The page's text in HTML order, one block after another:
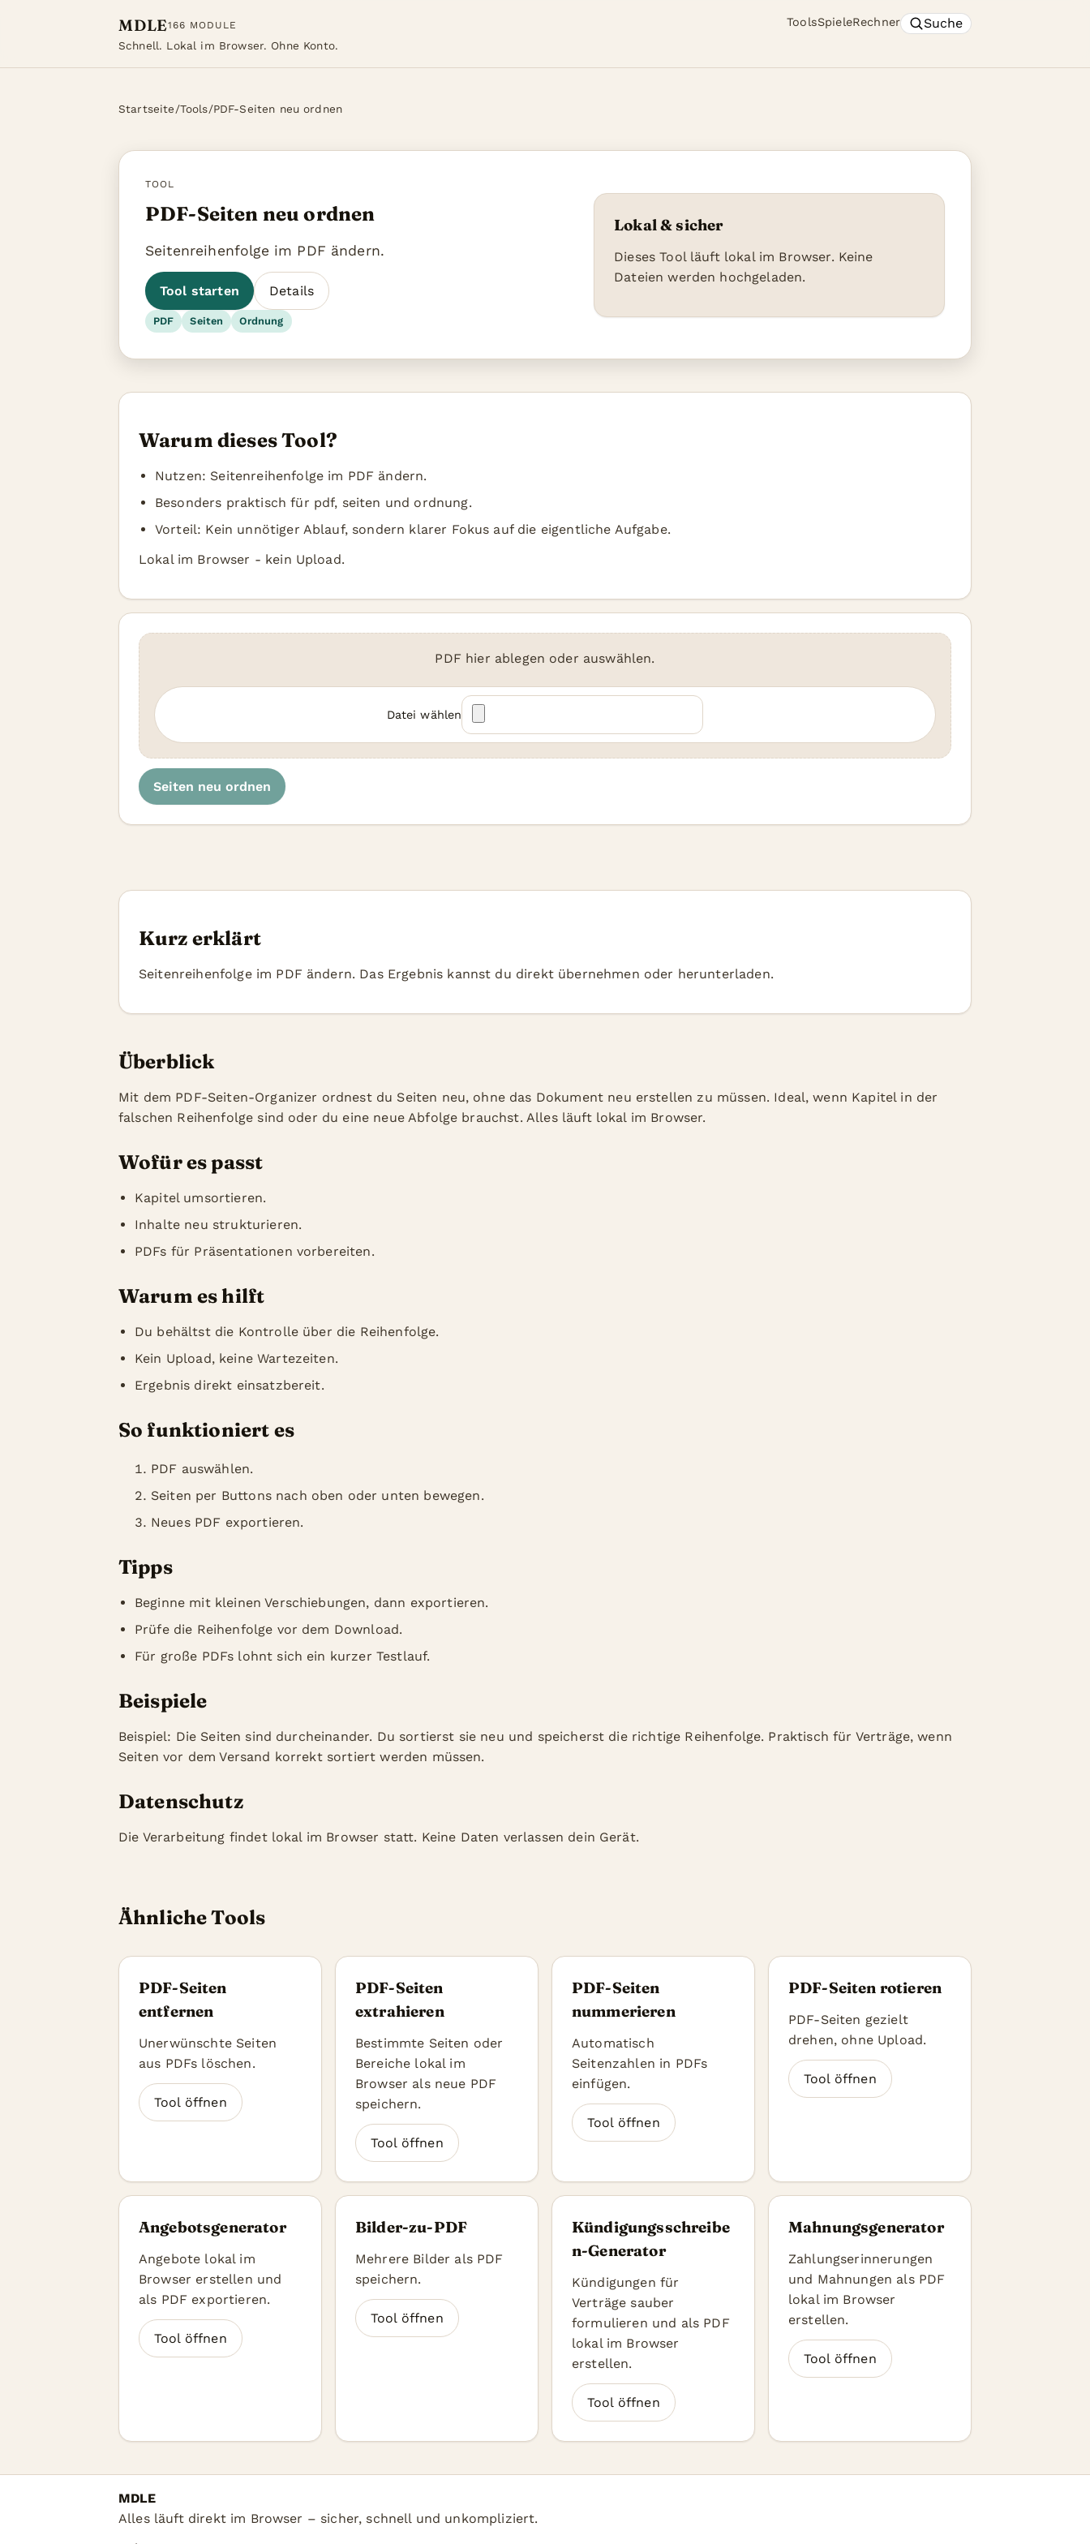
MDLE166 MODULE
Schnell. Lokal im Browser. Ohne Konto.
ToolsSpieleRechner Suche
Startseite/Tools/PDF-Seiten neu ordnen
TOOL
PDF-Seiten neu ordnen
Seitenreihenfolge im PDF ändern.
Tool starten Details
PDF Seiten Ordnung
Lokal & sicher
Dieses Tool läuft lokal im Browser. Keine
Dateien werden hochgeladen.
Warum dieses Tool?
Nutzen: Seitenreihenfolge im PDF ändern.
Besonders praktisch für pdf, seiten und ordnung.
Vorteil: Kein unnötiger Ablauf, sondern klarer Fokus auf die eigentliche Aufgabe.
Lokal im Browser - kein Upload.
PDF hier ablegen oder auswählen.
Datei wählen
Seiten neu ordnen
Kurz erklärt
Seitenreihenfolge im PDF ändern. Das Ergebnis kannst du direkt übernehmen oder herunterladen.
Überblick
Mit dem PDF-Seiten-Organizer ordnest du Seiten neu, ohne das Dokument neu erstellen zu müssen. Ideal, wenn Kapitel in der
falschen Reihenfolge sind oder du eine neue Abfolge brauchst. Alles läuft lokal im Browser.
Wofür es passt
Kapitel umsortieren.
Inhalte neu strukturieren.
PDFs für Präsentationen vorbereiten.
Warum es hilft
Du behältst die Kontrolle über die Reihenfolge.
Kein Upload, keine Wartezeiten.
Ergebnis direkt einsatzbereit.
So funktioniert es
PDF auswählen.
Seiten per Buttons nach oben oder unten bewegen.
Neues PDF exportieren.
Tipps
Beginne mit kleinen Verschiebungen, dann exportieren.
Prüfe die Reihenfolge vor dem Download.
Für große PDFs lohnt sich ein kurzer Testlauf.
Beispiele
Beispiel: Die Seiten sind durcheinander. Du sortierst sie neu und speicherst die richtige Reihenfolge. Praktisch für Verträge, wenn
Seiten vor dem Versand korrekt sortiert werden müssen.
Datenschutz
Die Verarbeitung findet lokal im Browser statt. Keine Daten verlassen dein Gerät.
Ähnliche Tools
PDF-Seiten
entfernen
Unerwünschte Seiten
aus PDFs löschen.
Tool öffnen
PDF-Seiten
extrahieren
Bestimmte Seiten oder
Bereiche lokal im
Browser als neue PDF
speichern.
Tool öffnen
PDF-Seiten
nummerieren
Automatisch
Seitenzahlen in PDFs
einfügen.
Tool öffnen
PDF-Seiten rotieren
PDF-Seiten gezielt
drehen, ohne Upload.
Tool öffnen
Angebotsgenerator
Angebote lokal im
Browser erstellen und
als PDF exportieren.
Tool öffnen
Bilder-zu-PDF
Mehrere Bilder als PDF
speichern.
Tool öffnen
Kündigungsschreibe
n-Generator
Kündigungen für
Verträge sauber
formulieren und als PDF
lokal im Browser
erstellen.
Tool öffnen
Mahnungsgenerator
Zahlungserinnerungen
und Mahnungen als PDF
lokal im Browser
erstellen.
Tool öffnen
MDLE
Alles läuft direkt im Browser – sicher, schnell und unkompliziert.